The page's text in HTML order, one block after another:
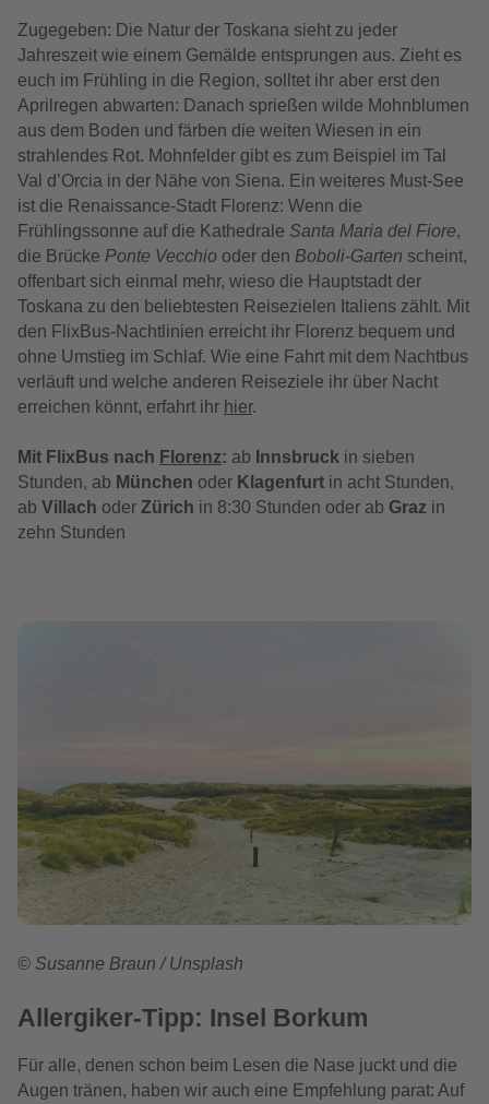
Zugegeben: Die Natur der Toskana sieht zu jeder
Jahreszeit wie einem Gemälde entsprungen aus. Zieht es
euch im Frühling in die Region, solltet ihr aber erst den
Aprilregen abwarten: Danach sprießen wilde Mohnblumen
aus dem Boden und färben die weiten Wiesen in ein
strahlendes Rot. Mohnfelder gibt es zum Beispiel im Tal
Val d’Orcia in der Nähe von Siena. Ein weiteres Must-See
ist die Renaissance-Stadt Florenz: Wenn die
Frühlingssonne auf die Kathedrale Santa Maria del Fiore,
die Brücke Ponte Vecchio oder den Boboli-Garten scheint,
offenbart sich einmal mehr, wieso die Hauptstadt der
Toskana zu den beliebtesten Reisezielen Italiens zählt. Mit
den FlixBus-Nachtlinien erreicht ihr Florenz bequem und
ohne Umstieg im Schlaf. Wie eine Fahrt mit dem Nachtbus
verläuft und welche anderen Reiseziele ihr über Nacht
erreichen könnt, erfahrt ihr hier.
Mit FlixBus nach Florenz: ab Innsbruck in sieben
Stunden, ab München oder Klagenfurt in acht Stunden,
ab Villach oder Zürich in 8:30 Stunden oder ab Graz in
zehn Stunden
© Susanne Braun / Unsplash
Allergiker-Tipp: Insel Borkum
Für alle, denen schon beim Lesen die Nase juckt und die
Augen tränen, haben wir auch eine Empfehlung parat: Auf